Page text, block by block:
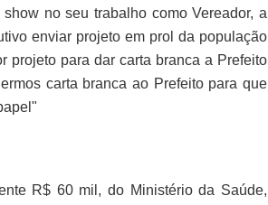
no seu trabalho como Vereador, a
enviar projeto em prol da população
projeto para dar carta branca a Prefeito
carta branca ao Prefeito para que
R$ 60 mil, do Ministério da Saúde,